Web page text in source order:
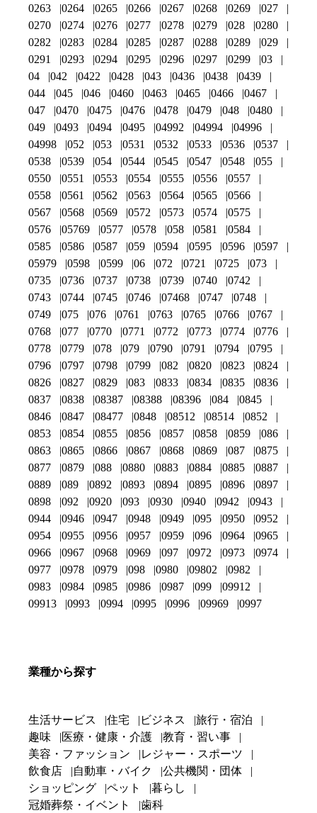
0263 0264 0265 0266 0267 0268 0269
027
0270
0274 0276 0277 0278 0279 028
0280
0282
0283 0284 0285 0287 0288 0289
029
0291
0293 0294 0295 0296 0297 0299
03
04
042 0422 0428 043 0436 0438
0439
044
045 046 0460 0463 0465 0466
0467
047
0470 0475 0476 0478 0479 048
0480
049
0493 0494 0495 04992 04994
04996
04998
052 053 0531 0532 0533 0536
0537
0538
0539 054 0544 0545 0547 0548
055
0550
0551 0553 0554 0555 0556
0557
0558
0561 0562 0563 0564 0565
0566
0567
0568 0569 0572 0573 0574
0575
0576
05769 0577 0578 058 0581
0584
0585
0586 0587 059 0594 0595 0596
0597
05979
0598 0599 06 072 0721 0725
073
0735
0736 0737 0738 0739 0740
0742
0743
0744 0745 0746 07468 0747
0748
0749
075 076 0761 0763 0765 0766
0767
0768
077 0770 0771 0772 0773 0774
0776
0778
0779 078 079 0790 0791 0794
0795
0796
0797 0798 0799 082 0820 0823
0824
0826
0827 0829 083 0833 0834 0835
0836
0837
0838 08387 08388 08396 084
0845
0846
0847 08477 0848 08512 08514
0852
0853
0854 0855 0856 0857 0858 0859
086
0863
0865 0866 0867 0868 0869 087
0875
0877
0879 088 0880 0883 0884 0885
0887
0889
089 0892 0893 0894 0895 0896
0897
0898
092 0920 093 0930 0940 0942
0943
0944
0946 0947 0948 0949 095 0950
0952
0954
0955 0956 0957 0959 096 0964
0965
0966
0967 0968 0969 097 0972 0973
0974
0977
0978 0979 098 0980 09802
0982
0983
0984 0985 0986 0987 099
09912
09913
0993 0994 0995 0996 09969 0997
業種から探す
生活サービス 住宅 ビジネス
旅行・宿泊
趣味
医療・健康・介護
教育・習い事
美容・ファッション
レジャー・スポーツ
飲食店
自動車・バイク
公共機関・団体
ショッピング
ペット
暮らし
冠婚葬祭・イベント
歯科